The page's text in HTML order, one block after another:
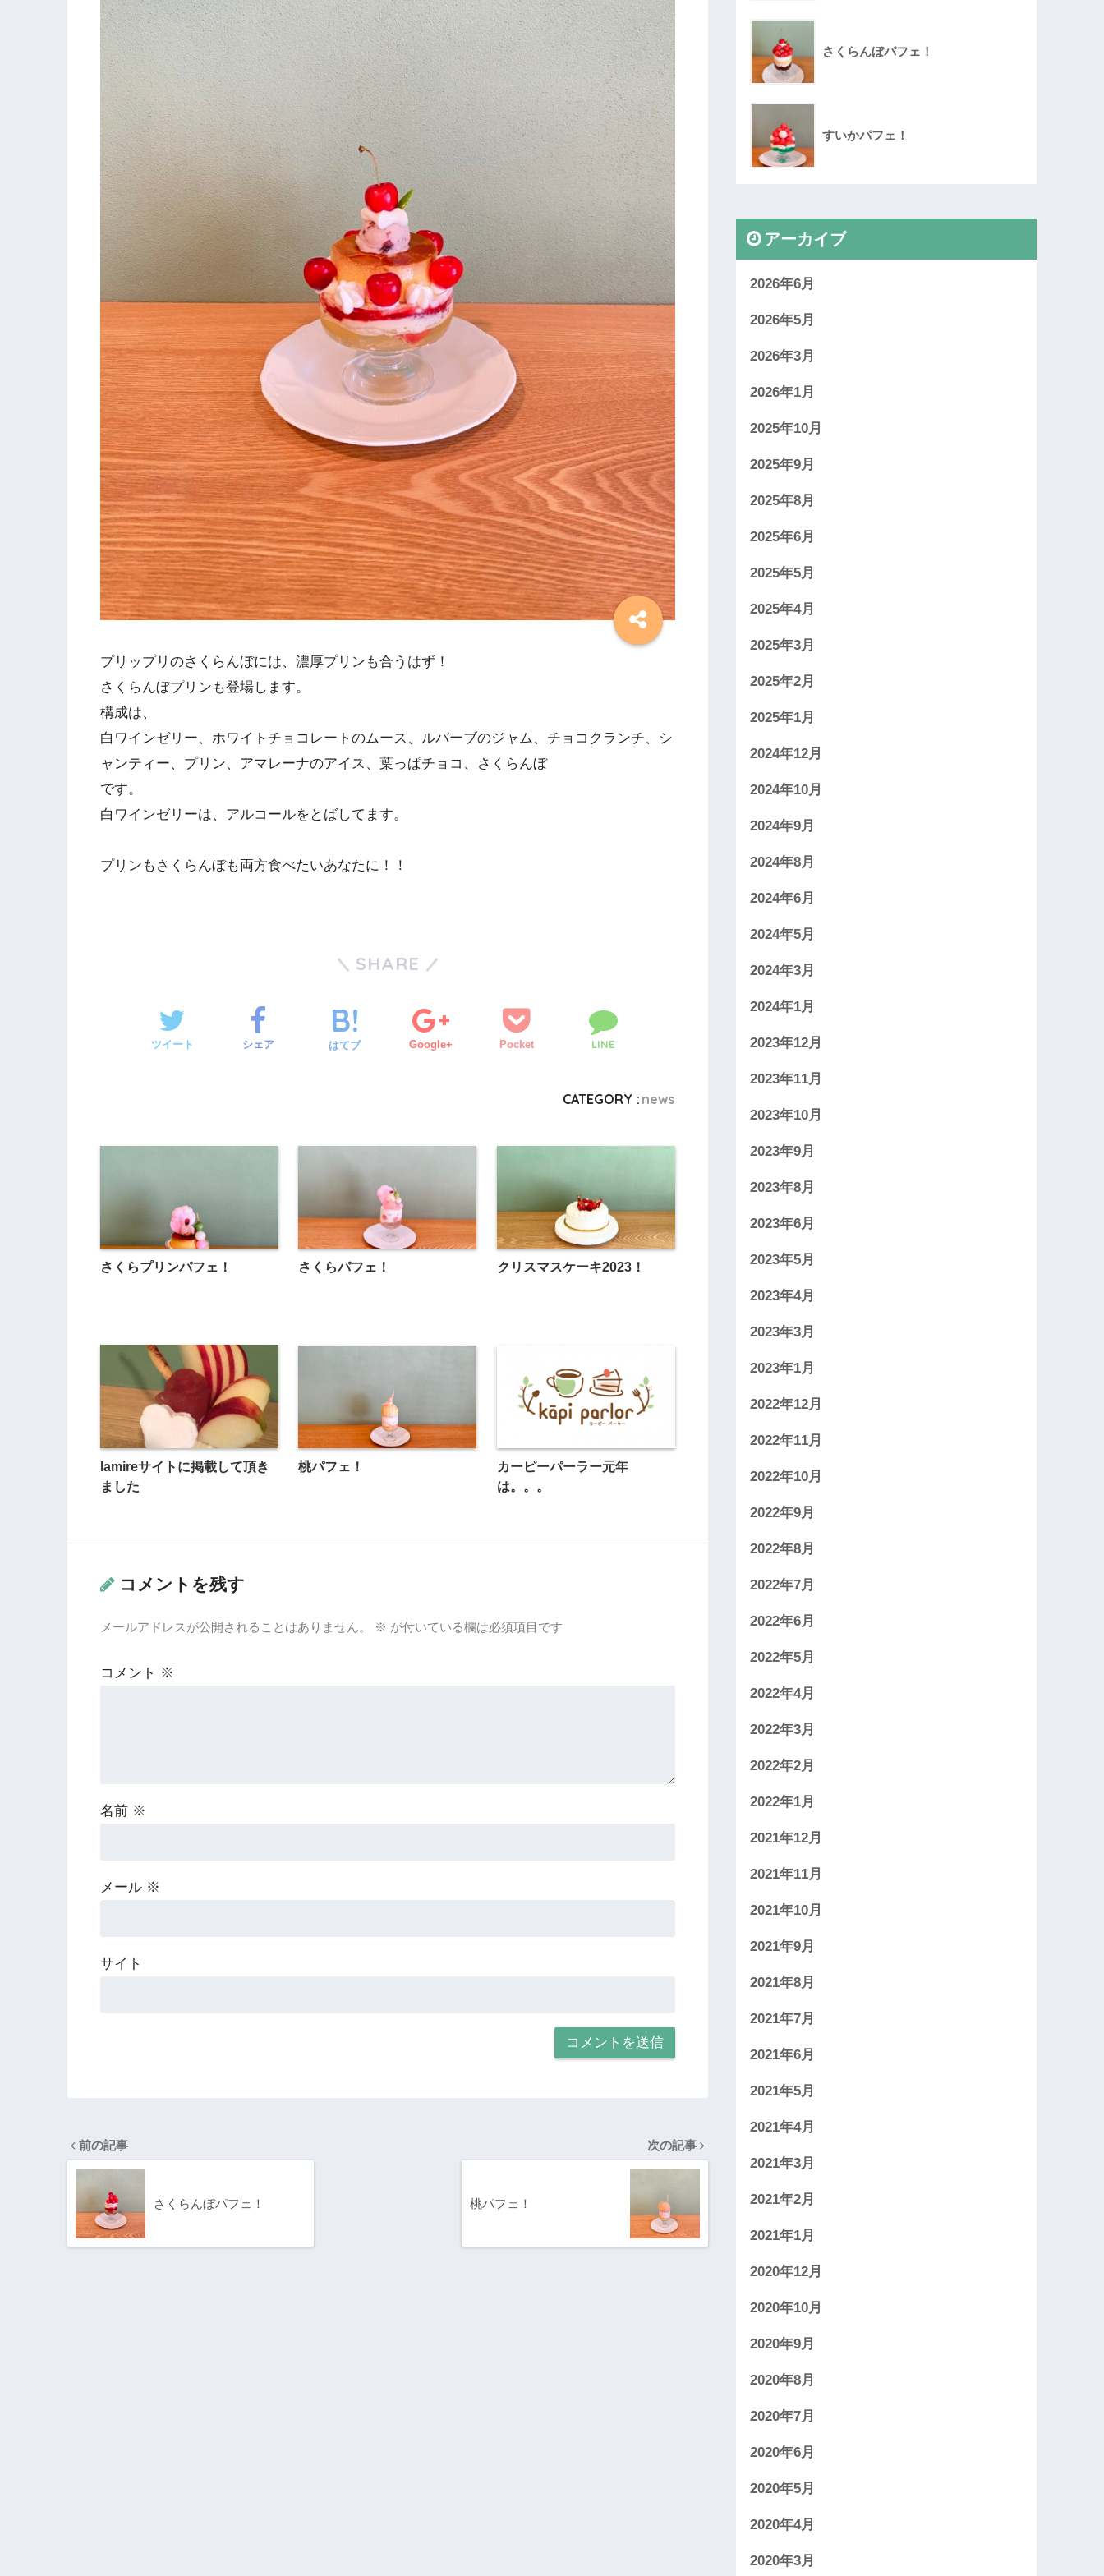
プリップリのさくらんぼには、濃厚プリンも合うはず！
さくらんぼプリンも登場します。
構成は、
白ワインゼリー、ホワイトチョコレートのムース、ルバーブのジャム、チョコクランチ、シ
ャンティー、プリン、アマレーナのアイス、葉っぱチョコ、さくらんぼ
です。
白ワインゼリーは、アルコールをとばしてます。
プリンもさくらんぼも両方食べたいあなたに！！
SHARE
ツイート シェア はてブ Google+ Pocket LINE
CATEGORY : news
さくらプリンパフェ！ さくらパフェ！ クリスマスケーキ2023！
lamireサイトに掲載して頂き
ました
桃パフェ！
カーピーパーラー元年
は。。。
コメントを残す
メールアドレスが公開されることはありません。 ※ が付いている欄は必須項目です
コメント ※
名前 ※
メール ※
サイト
前の記事
さくらんぼパフェ！
次の記事
桃パフェ！
さくらんぼパフェ！
すいかパフェ！
アーカイブ
2026年6月
2026年5月
2026年3月
2026年1月
2025年10月
2025年9月
2025年8月
2025年6月
2025年5月
2025年4月
2025年3月
2025年2月
2025年1月
2024年12月
2024年10月
2024年9月
2024年8月
2024年6月
2024年5月
2024年3月
2024年1月
2023年12月
2023年11月
2023年10月
2023年9月
2023年8月
2023年6月
2023年5月
2023年4月
2023年3月
2023年1月
2022年12月
2022年11月
2022年10月
2022年9月
2022年8月
2022年7月
2022年6月
2022年5月
2022年4月
2022年3月
2022年2月
2022年1月
2021年12月
2021年11月
2021年10月
2021年9月
2021年8月
2021年7月
2021年6月
2021年5月
2021年4月
2021年3月
2021年2月
2021年1月
2020年12月
2020年10月
2020年9月
2020年8月
2020年7月
2020年6月
2020年5月
2020年4月
2020年3月